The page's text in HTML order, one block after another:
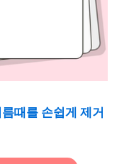
때를 손쉽게 제거